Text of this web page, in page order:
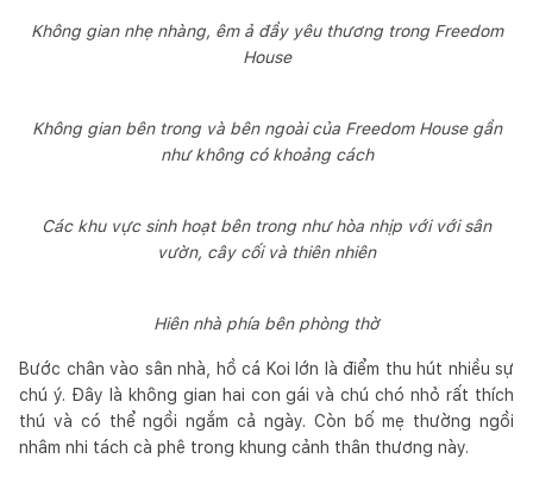
Không gian nhẹ nhàng, êm ả đầy yêu thương trong Freedom
House
Không gian bên trong và bên ngoài của Freedom House gần
như không có khoảng cách
Các khu vực sinh hoạt bên trong như hòa nhịp với với sân
vườn, cây cối và thiên nhiên
Hiên nhà phía bên phòng thờ
Bước chân vào sân nhà, hồ cá Koi lớn là điểm thu hút nhiều sự
chú ý. Đây là không gian hai con gái và chú chó nhỏ rất thích
thú và có thể ngồi ngắm cả ngày. Còn bố mẹ thường ngồi
nhâm nhi tách cà phê trong khung cảnh thân thương này.